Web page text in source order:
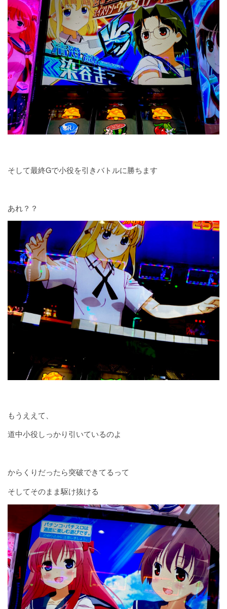
そして最終Gで小役を引きバトルに勝ちます
あれ？？
もうええて、
道中小役しっかり引いているのよ
からくりだったら突破できてるって
そしてそのまま駆け抜ける